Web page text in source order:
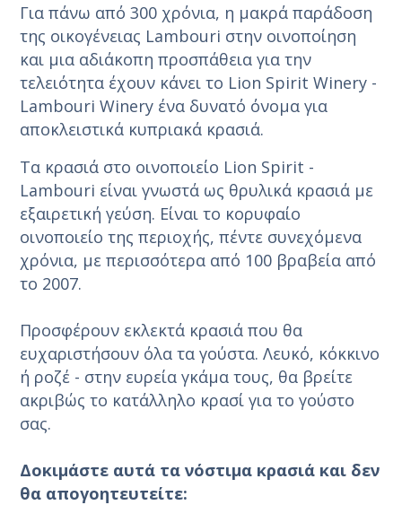
Για πάνω από 300 χρόνια, η μακρά παράδοση
της οικογένειας Lambouri στην οινοποίηση
και μια αδιάκοπη προσπάθεια για την
τελειότητα έχουν κάνει το Lion Spirit Winery -
Lambouri Winery ένα δυνατό όνομα για
αποκλειστικά κυπριακά κρασιά.
Τα κρασιά στο οινοποιείο Lion Spirit -
Lambouri είναι γνωστά ως θρυλικά κρασιά με
εξαιρετική γεύση. Είναι το κορυφαίο
οινοποιείο της περιοχής, πέντε συνεχόμενα
χρόνια, με περισσότερα από 100 βραβεία από
το 2007.
Προσφέρουν εκλεκτά κρασιά που θα
ευχαριστήσουν όλα τα γούστα. Λευκό, κόκκινο
ή ροζέ - στην ευρεία γκάμα τους, θα βρείτε
ακριβώς το κατάλληλο κρασί για το γούστο
σας.
Δοκιμάστε αυτά τα νόστιμα κρασιά και δεν
θα απογοητευτείτε: